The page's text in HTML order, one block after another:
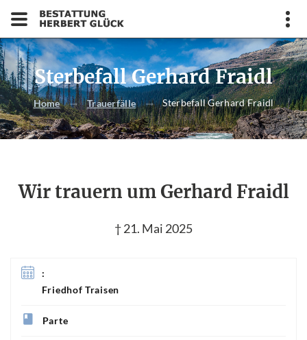
Sterbefall Gerhard Fraidl
Home Trauerfälle Sterbefall Gerhard Fraidl
Wir trauern um Gerhard Fraidl
† 21. Mai 2025
:
Friedhof Traisen
Parte